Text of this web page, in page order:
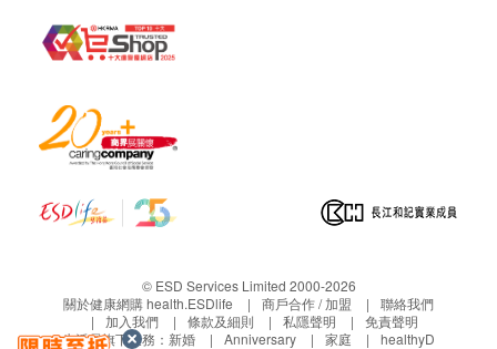
© ESD Services Limited 2000-2026
關於健康網購 health.ESDlife
商戶合作 / 加盟
聯絡我們
加入我們
條款及細則 私隱聲明
免責聲明
生活易旗下業務： 新婚 Anniversary 家庭
healthyD